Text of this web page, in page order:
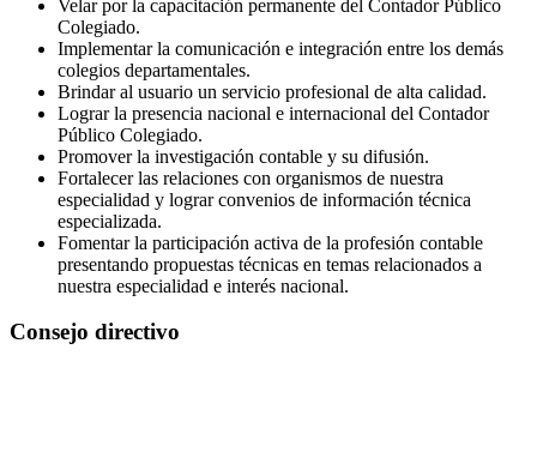
Velar por la capacitación permanente del Contador Público
Colegiado.
Implementar la comunicación e integración entre los demás
colegios departamentales.
Brindar al usuario un servicio profesional de alta calidad.
Lograr la presencia nacional e internacional del Contador
Público Colegiado.
Promover la investigación contable y su difusión.
Fortalecer las relaciones con organismos de nuestra
especialidad y lograr convenios de información técnica
especializada.
Fomentar la participación activa de la profesión contable
presentando propuestas técnicas en temas relacionados a
nuestra especialidad e interés nacional.
Consejo directivo